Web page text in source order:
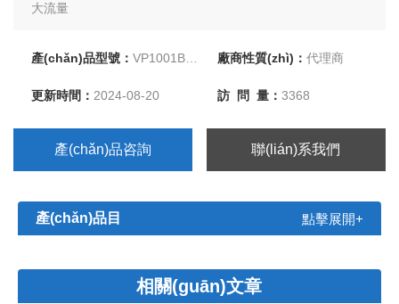
大流量
保護等級IP 65
產(chǎn)品型號：VP1001BJ100A00 廠商性質(zhì)： 代理商
更新時間：2024-08-20 訪 問 量： 3368
產(chǎn)品咨詢 聯(lián)系我們
產(chǎn)品目 點擊展開+
相關(guān)文章